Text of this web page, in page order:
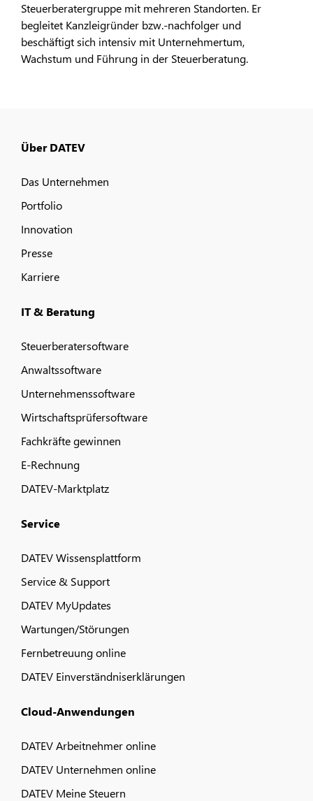
Steuerberatergruppe mit mehreren Standorten. Er
begleitet Kanzleigründer bzw.-nachfolger und
beschäftigt sich intensiv mit Unternehmertum,
Wachstum und Führung in der Steuerberatung.
Über DATEV
Das Unternehmen
Portfolio
Innovation
Presse
Karriere
IT & Beratung
Steuerberatersoftware
Anwaltssoftware
Unternehmenssoftware
Wirtschaftsprüfersoftware
Fachkräfte gewinnen
E-Rechnung
DATEV-Marktplatz
Service
DATEV Wissensplattform
Service & Support
DATEV MyUpdates
Wartungen/Störungen
Fernbetreuung online
DATEV Einverständniserklärungen
Cloud-Anwendungen
DATEV Arbeitnehmer online
DATEV Unternehmen online
DATEV Meine Steuern